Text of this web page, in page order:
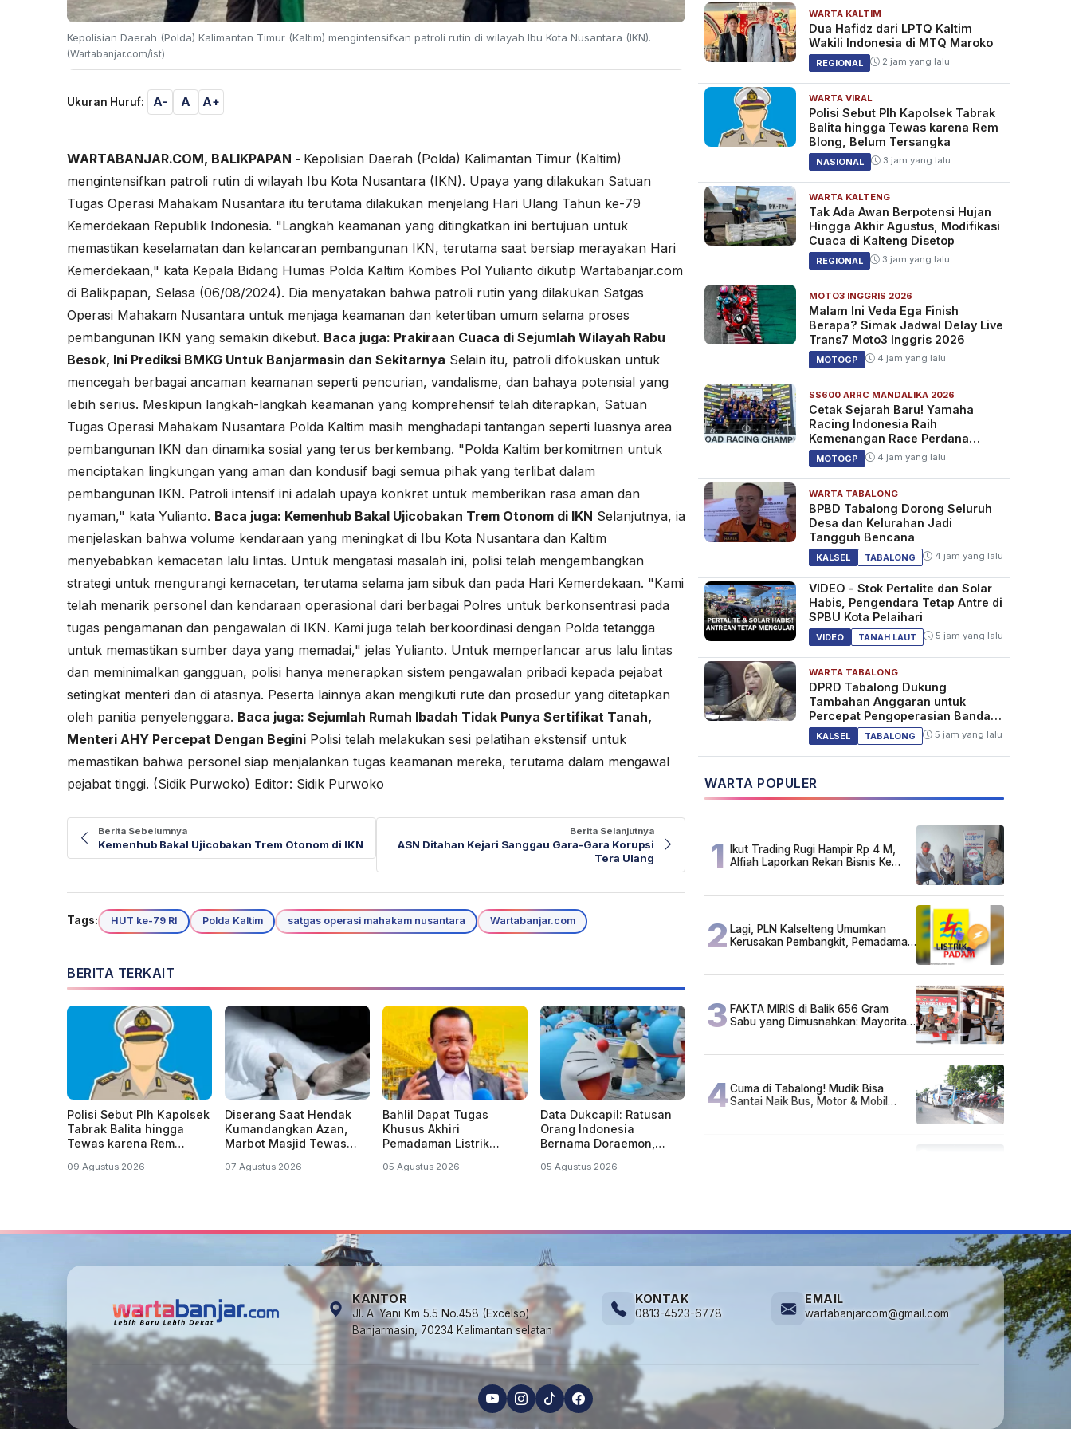
Kepolisian Daerah (Polda) Kalimantan Timur (Kaltim) mengintensifkan patroli rutin di wilayah Ibu Kota Nusantara (IKN).
(Wartabanjar.com/ist)
Ukuran Huruf: A- A A+
WARTABANJAR.COM, BALIKPAPAN - Kepolisian Daerah (Polda) Kalimantan Timur (Kaltim)
mengintensifkan patroli rutin di wilayah Ibu Kota Nusantara (IKN). Upaya yang dilakukan Satuan
Tugas Operasi Mahakam Nusantara itu terutama dilakukan menjelang Hari Ulang Tahun ke-79
Kemerdekaan Republik Indonesia. "Langkah keamanan yang ditingkatkan ini bertujuan untuk
memastikan keselamatan dan kelancaran pembangunan IKN, terutama saat bersiap merayakan Hari
Kemerdekaan," kata Kepala Bidang Humas Polda Kaltim Kombes Pol Yulianto dikutip Wartabanjar.com
di Balikpapan, Selasa (06/08/2024). Dia menyatakan bahwa patroli rutin yang dilakukan Satgas
Operasi Mahakam Nusantara untuk menjaga keamanan dan ketertiban umum selama proses
pembangunan IKN yang semakin dikebut. Baca juga: Prakiraan Cuaca di Sejumlah Wilayah Rabu
Besok, Ini Prediksi BMKG Untuk Banjarmasin dan Sekitarnya Selain itu, patroli difokuskan untuk
mencegah berbagai ancaman keamanan seperti pencurian, vandalisme, dan bahaya potensial yang
lebih serius. Meskipun langkah-langkah keamanan yang komprehensif telah diterapkan, Satuan
Tugas Operasi Mahakam Nusantara Polda Kaltim masih menghadapi tantangan seperti luasnya area
pembangunan IKN dan dinamika sosial yang terus berkembang. "Polda Kaltim berkomitmen untuk
menciptakan lingkungan yang aman dan kondusif bagi semua pihak yang terlibat dalam
pembangunan IKN. Patroli intensif ini adalah upaya konkret untuk memberikan rasa aman dan
nyaman," kata Yulianto. Baca juga: Kemenhub Bakal Ujicobakan Trem Otonom di IKN Selanjutnya, ia
menjelaskan bahwa volume kendaraan yang meningkat di Ibu Kota Nusantara dan Kaltim
menyebabkan kemacetan lalu lintas. Untuk mengatasi masalah ini, polisi telah mengembangkan
strategi untuk mengurangi kemacetan, terutama selama jam sibuk dan pada Hari Kemerdekaan. "Kami
telah menarik personel dan kendaraan operasional dari berbagai Polres untuk berkonsentrasi pada
tugas pengamanan dan pengawalan di IKN. Kami juga telah berkoordinasi dengan Polda tetangga
untuk memastikan sumber daya yang memadai," jelas Yulianto. Untuk memperlancar arus lalu lintas
dan meminimalkan gangguan, polisi hanya menerapkan sistem pengawalan pribadi kepada pejabat
setingkat menteri dan di atasnya. Peserta lainnya akan mengikuti rute dan prosedur yang ditetapkan
oleh panitia penyelenggara. Baca juga: Sejumlah Rumah Ibadah Tidak Punya Sertifikat Tanah,
Menteri AHY Percepat Dengan Begini Polisi telah melakukan sesi pelatihan ekstensif untuk
memastikan bahwa personel siap menjalankan tugas keamanan mereka, terutama dalam mengawal
pejabat tinggi. (Sidik Purwoko) Editor: Sidik Purwoko
Berita Sebelumnya
Kemenhub Bakal Ujicobakan Trem Otonom di IKN
Berita Selanjutnya
ASN Ditahan Kejari Sanggau Gara-Gara Korupsi
Tera Ulang
Tags: HUT ke-79 RI Polda Kaltim satgas operasi mahakam nusantara Wartabanjar.com
BERITA TERKAIT
Polisi Sebut Plh Kapolsek
Tabrak Balita hingga
Tewas karena Rem
09 Agustus 2026
Diserang Saat Hendak
Kumandangkan Azan,
Marbot Masjid Tewas
Samurai
07 Agustus 2026
Bahlil Dapat Tugas
Khusus Akhiri
Pemadaman Listrik
Kalteng
05 Agustus 2026
Data Dukcapil: Ratusan
Orang Indonesia
Bernama Doraemon,
05 Agustus 2026
WARTA KALTIM
Dua Hafidz dari LPTQ Kaltim
Wakili Indonesia di MTQ Maroko
REGIONAL 2 jam yang lalu
WARTA VIRAL
Polisi Sebut Plh Kapolsek Tabrak
Balita hingga Tewas karena Rem
Blong, Belum Tersangka
NASIONAL 3 jam yang lalu
WARTA KALTENG
Tak Ada Awan Berpotensi Hujan
Hingga Akhir Agustus, Modifikasi
Cuaca di Kalteng Disetop
REGIONAL 3 jam yang lalu
MOTO3 INGGRIS 2026
Malam Ini Veda Ega Finish
Berapa? Simak Jadwal Delay Live
Trans7 Moto3 Inggris 2026
MOTOGP 4 jam yang lalu
SS600 ARRC MANDALIKA 2026
Cetak Sejarah Baru! Yamaha
Racing Indonesia Raih
Kemenangan Race Perdana
SS600 ARRC
MOTOGP 4 jam yang lalu
WARTA TABALONG
BPBD Tabalong Dorong Seluruh
Desa dan Kelurahan Jadi
Tangguh Bencana
KALSEL TABALONG 4 jam yang lalu
VIDEO - Stok Pertalite dan Solar
Habis, Pengendara Tetap Antre di
SPBU Kota Pelaihari
VIDEO TANAH LAUT 5 jam yang lalu
WARTA TABALONG
DPRD Tabalong Dukung
Tambahan Anggaran untuk
Percepat Pengoperasian Bandara
Warukin
KALSEL TABALONG 5 jam yang lalu
WARTA POPULER
1 Ikut Trading Rugi Hampir Rp 4 M,
Alfiah Laporkan Rekan Bisnis Ke
2 Lagi, PLN Kalselteng Umumkan
Kerusakan Pembangkit, Pemadaman
3 FAKTA MIRIS di Balik 656 Gram
Sabu yang Dimusnahkan: Mayoritas
4Cuma di Tabalong! Mudik Bisa
Santai Naik Bus, Motor & Mobil
KANTOR
Jl. A. Yani Km 5.5 No.458 (Excelso)
Banjarmasin, 70234 Kalimantan selatan
KONTAK
0813-4523-6778
EMAIL
wartabanjarcom@gmail.com